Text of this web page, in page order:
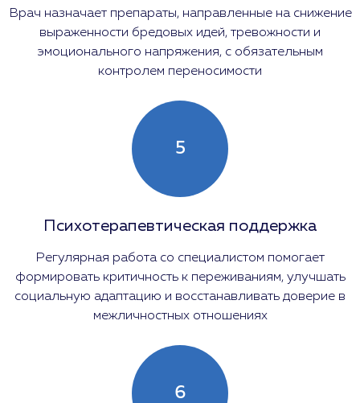
Врач назначает препараты, направленные на снижение
выраженности бредовых идей, тревожности и
эмоционального напряжения, с обязательным
контролем переносимости
5
Психотерапевтическая поддержка
Регулярная работа со специалистом помогает
формировать критичность к переживаниям, улучшать
социальную адаптацию и восстанавливать доверие в
межличностных отношениях
6